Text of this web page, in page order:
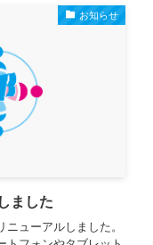
お知らせ
ました
ューアルしました。